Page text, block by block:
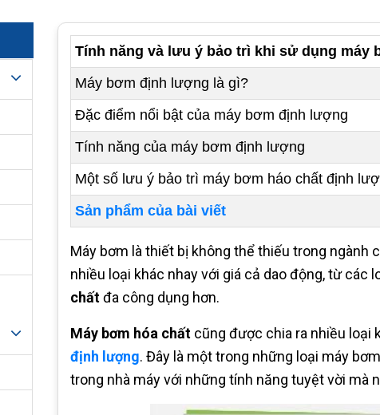
Tính năng và lưu ý bảo trì khi sử dụng máy
Máy bơm định lượng là gì?
Đặc điểm nổi bật của máy bơm định lượng
Tính năng của máy bơm định lượng
Một số lưu ý bảo trì máy bơm háo chất định
Sản phẩm của bài viết
Máy bơm là thiết bị không thể thiếu trong ngành
nhiều loại khác nhay với giá cả dao động, từ các
chấtđa công dụng hơn.
Máy bơm hóa chấtcũng được chia ra nhiều loại
định lượng. Đây là một trong những loại máy
trong nhà máy với những tính năng tuyệt vời mà